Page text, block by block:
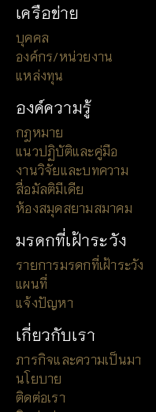
เครือข่าย
บุคคล
องค์กร/หน่วยงาน
แหล่งทุน
องค์ความรู้
กฎหมาย
แนวปฏิบัติและคู่มือ
งานวิจัยและบทความ
สื่อมัลติมีเดีย
ห้องสมุดสยามสมาคม
มรดกที่เฝ้าระวัง
รายการมรดกที่เฝ้าระวัง
แผนที่
แจ้งปัญหา
เกี่ยวกับเรา
ภารกิจและความเป็นมา
นโยบาย
ติดต่อเรา